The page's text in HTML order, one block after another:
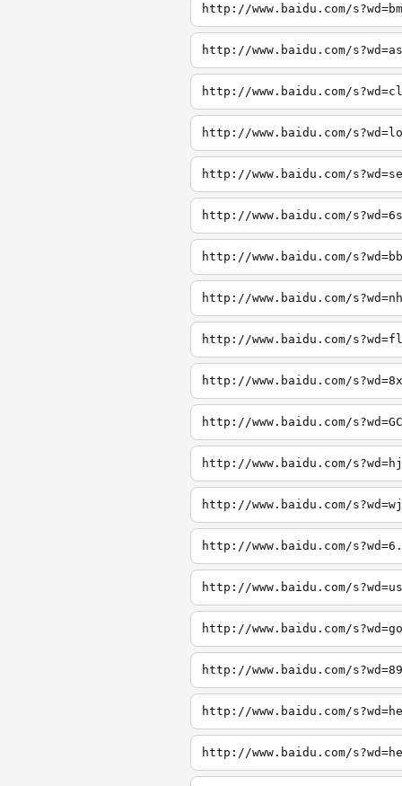
http://www.baidu.com/
http://www.baidu.com/
http://www.baidu.com/
http://www.baidu.com/
http://www.baidu.com/
http://www.baidu.com/
http://www.baidu.com/
http://www.baidu.com/
http://www.baidu.com/
http://www.baidu.com/
http://www.baidu.com/
http://www.baidu.com/
http://www.baidu.com/
http://www.baidu.com/
http://www.baidu.com/
http://www.baidu.com/
http://www.baidu.com/
http://www.baidu.com/
http://www.baidu.com/